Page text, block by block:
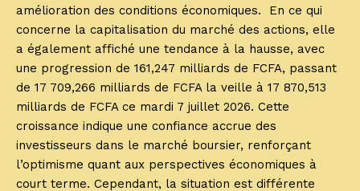
amélioration des conditions économiques. En ce qui
concerne la capitalisation du marché des actions, elle
a également affiché une tendance à la hausse, avec
une progression de 161,247 milliards de FCFA, passant
de 17 709,266 milliards de FCFA la veille à 17 870,513
milliards de FCFA ce mardi 7 juillet 2026. Cette
croissance indique une confiance accrue des
investisseurs dans le marché boursier, renforçant
l’optimisme quant aux perspectives économiques à
court terme. Cependant, la situation est différente